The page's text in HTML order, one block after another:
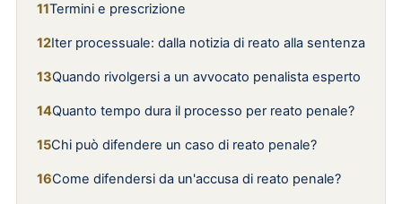
Termini e prescrizione
Iter processuale: dalla notizia di reato alla sentenza
Quando rivolgersi a un avvocato penalista esperto
Quanto tempo dura il processo per reato penale?
Chi può difendere un caso di reato penale?
Come difendersi da un'accusa di reato penale?